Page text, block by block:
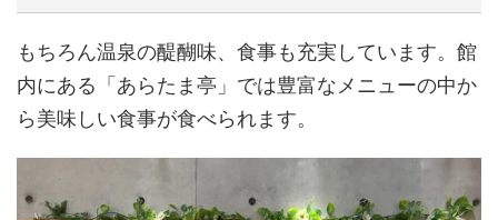
もちろん温泉の醍醐味、食事も充実しています。館
内にある「あらたま亭」では豊富なメニューの中か
ら美味しい食事が食べられます。